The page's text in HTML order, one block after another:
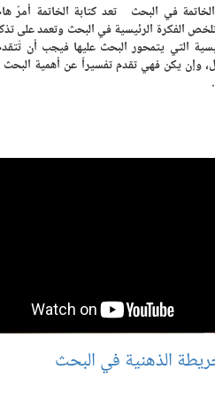
في البحث تعد كتابة الخاتمة أمرٌ
الفكرة الرئيسية في البحث وتعمد على
التي يتمحور البحث عليها فيجب أن
وإن يكن فهي تقدم تفسيراً عن أهمية البحث
الذهنية في البحث